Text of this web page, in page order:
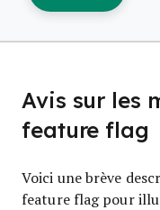
Avis sur les
feature flag
Voici une brève
feature flag pour